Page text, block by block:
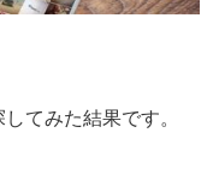
てみた結果です。